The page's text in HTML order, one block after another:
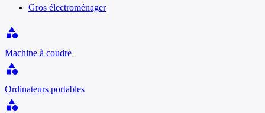
Gros électroménager
category
Machine à coudre
category
Ordinateurs portables
category